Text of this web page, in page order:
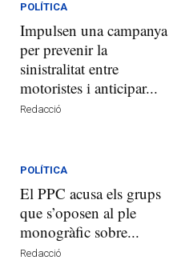
POLÍTICA
Impulsen una campanya
per prevenir la
sinistralitat entre
motoristes i anticipar...
Redacció
POLÍTICA
El PPC acusa els grups
que s’oposen al ple
monogràfic sobre...
Redacció